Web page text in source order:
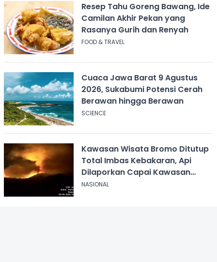
Resep Tahu Goreng Bawang, Ide
Camilan Akhir Pekan yang
Rasanya Gurih dan Renyah
FOOD & TRAVEL
Cuaca Jawa Barat 9 Agustus
2026, Sukabumi Potensi Cerah
Berawan hingga Berawan
SCIENCE
Kawasan Wisata Bromo Ditutup
Total Imbas Kebakaran, Api
Dilaporkan Capai Kawasan
Sabana
NASIONAL